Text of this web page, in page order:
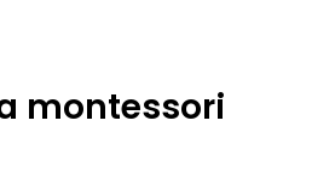
montessori